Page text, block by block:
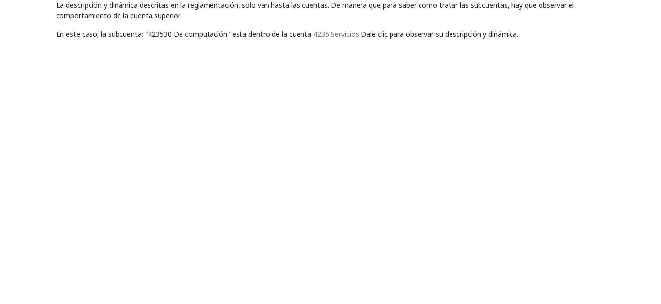
La descripción y dinámica descritas en la reglamentación, solo van hasta las cuentas. De manera que para saber como tratar las subcuentas, hay que observar el
comportamiento de la cuenta superior.
En este caso; la subcuenta: "423530 De computación" esta dentro de la cuenta 4235 Servicios Dale clic para observar su descripción y dinámica.